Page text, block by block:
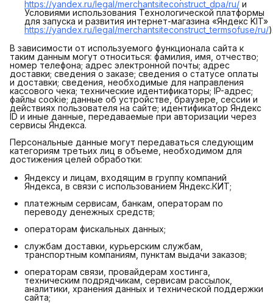
https://yandex.ru/legal/merchantsiteconstruct_dpa/ru/ и
Условиями использования Технологической платформы
для запуска и развития интернет-магазина «Яндекс KIT»
https://yandex.ru/legal/merchantsiteconstruct_termsofuse/ru/
В зависимости от используемого функционала сайта к
таким данным могут относиться: фамилия, имя, отчество;
номер телефона; адрес электронной почты; адрес
доставки; сведения о заказе; сведения о статусе оплаты
и доставки; сведения, необходимые для направления
кассового чека; технические идентификаторы; IP-адрес;
файлы cookie; данные об устройстве, браузере, сессии и
действиях пользователя на сайте; идентификатор Яндекс
ID и иные данные, передаваемые при авторизации через
сервисы Яндекса.
Персональные данные могут передаваться следующим
категориям третьих лиц в объеме, необходимом для
достижения целей обработки:
Яндексу и лицам, входящим в группу компаний
Яндекса, в связи с использованием Яндекс.КИТ;
платежным сервисам, банкам, операторам по
переводу денежных средств;
операторам фискальных данных;
службам доставки, курьерским службам,
транспортным компаниям, пунктам выдачи заказов;
операторам связи, провайдерам хостинга,
техническим подрядчикам, сервисам рассылок,
аналитики, хранения данных и технической поддержки
сайта;